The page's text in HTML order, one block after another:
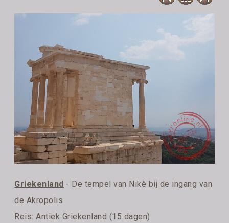
Griekenland - De tempel van Nikè bij de ingang van
de Akropolis
Reis:Antiek Griekenland (15 dagen)